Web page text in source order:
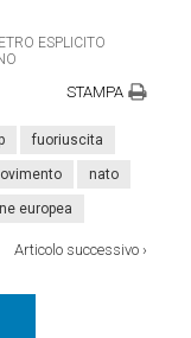
ESPLICITO
STAMPA
fuoriuscita
nato
europea
Articolo successivo›